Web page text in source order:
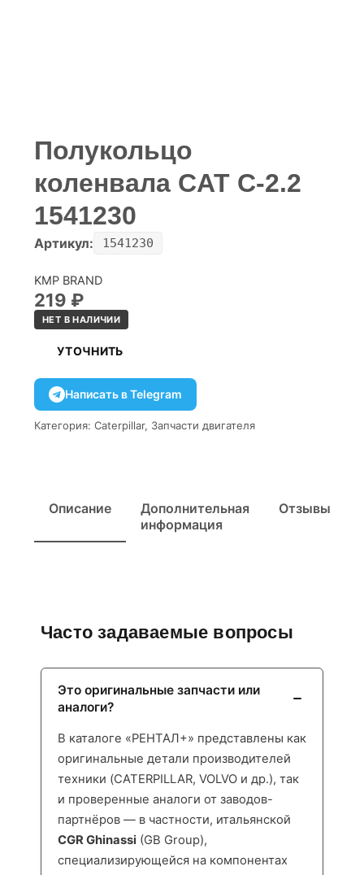
Полукольцо
коленвала CAT C-2.2
1541230
Артикул: 1541230
KMP BRAND
219 ₽
НЕТ В НАЛИЧИИ
УТОЧНИТЬ
Написать в Telegram
Категория: Caterpillar, Запчасти двигателя
Описание
Дополнительная
информация
Отзывы
Часто задаваемые вопросы
Это оригинальные запчасти или
аналоги?
В каталоге «РЕНТАЛ+» представлены как
оригинальные детали производителей
техники (CATERPILLAR, VOLVO и др.), так
и проверенные аналоги от заводов-
партнёров — в частности, итальянской
CGR Ghinassi (GB Group),
специализирующейся на компонентах